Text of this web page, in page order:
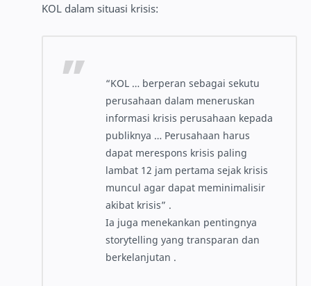
KOL dalam situasi krisis:
“KOL … berperan sebagai sekutu
perusahaan dalam meneruskan
informasi krisis perusahaan kepada
publiknya … Perusahaan harus
dapat merespons krisis paling
lambat 12 jam pertama sejak krisis
muncul agar dapat meminimalisir
akibat krisis” .
Ia juga menekankan pentingnya
storytelling yang transparan dan
berkelanjutan .